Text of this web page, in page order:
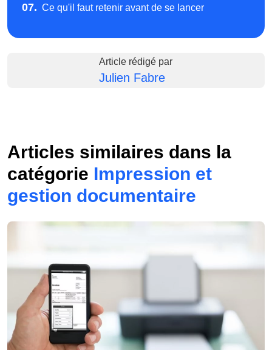
07. Ce qu'il faut retenir avant de se lancer
Article rédigé par
Julien Fabre
Articles similaires dans la
catégorie Impression et
gestion documentaire